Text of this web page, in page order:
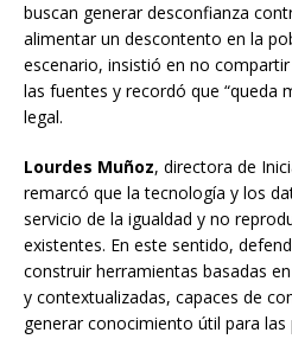
buscan generar desconfianza
alimentar un descontento en la
escenario, insistió en no
las fuentes y recordó que “queda
legal.
Lourdes Muñoz, directora de
remarcó que la tecnología y los
servicio de la igualdad y no
existentes. En este sentido,
construir herramientas basadas
y contextualizadas, capaces de
generar conocimiento útil para las